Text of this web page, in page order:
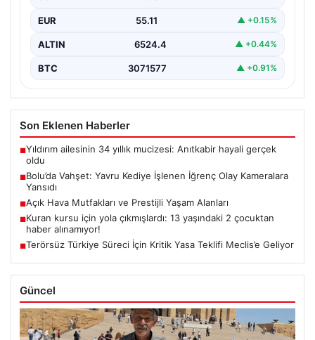
sakinleri derinden sarstı. Elektrikli…
EUR 55.11 ▲ +0.15%
ALTIN 6524.4 ▲ +0.44%
BTC 3071577 ▲ +0.91%
Son Eklenen Haberler
■Yıldırım ailesinin 34 yıllık mucizesi: Anıtkabir hayali gerçek
oldu
■Bolu’da Vahşet: Yavru Kediye İşlenen İğrenç Olay Kameralara
Yansıdı
■Açık Hava Mutfakları ve Prestijli Yaşam Alanları
■Kuran kursu için yola çıkmışlardı: 13 yaşındaki 2 çocuktan
haber alınamıyor!
■Terörsüz Türkiye Süreci İçin Kritik Yasa Teklifi Meclis’e Geliyor
Güncel